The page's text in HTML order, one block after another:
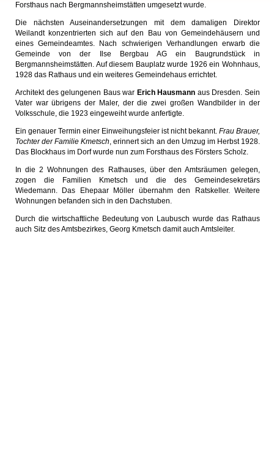
Forsthaus nach Bergmannsheimstätten umgesetzt wurde.
Die nächsten Auseinandersetzungen mit dem damaligen Direktor
Weilandt konzentrierten sich auf den Bau von Gemeindehäusern und
eines Gemeindeamtes. Nach schwierigen Verhandlungen erwarb die
Gemeinde von der Ilse Bergbau AG ein Baugrundstück in
Bergmannsheimstätten. Auf diesem Bauplatz wurde 1926 ein Wohnhaus,
1928 das Rathaus und ein weiteres Gemeindehaus errichtet.
Architekt des gelungenen Baus war Erich Hausmann aus Dresden. Sein
Vater war übrigens der Maler, der die zwei großen Wandbilder in der
Volksschule, die 1923 eingeweiht wurde anfertigte.
Ein genauer Termin einer Einweihungsfeier ist nicht bekannt. Frau Brauer,
Tochter der Familie Kmetsch, erinnert sich an den Umzug im Herbst 1928.
Das Blockhaus im Dorf wurde nun zum Forsthaus des Försters Scholz.
In die 2 Wohnungen des Rathauses, über den Amtsräumen gelegen,
zogen die Familien Kmetsch und die des Gemeindesekretärs
Wiedemann. Das Ehepaar Möller übernahm den Ratskeller. Weitere
Wohnungen befanden sich in den Dachstuben.
Durch die wirtschaftliche Bedeutung von Laubusch wurde das Rathaus
auch Sitz des Amtsbezirkes, Georg Kmetsch damit auch Amtsleiter.